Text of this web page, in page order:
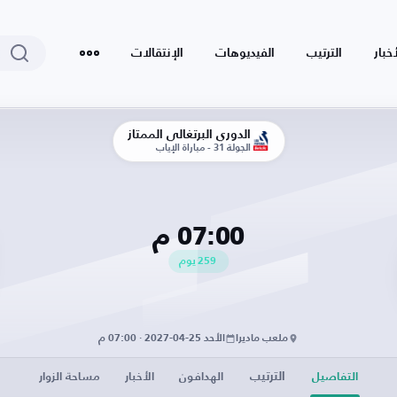
الترتيب الفيديوهات الإنتقالات
الدوري البرتغالي الممتاز
الجولة 31 - مباراة الإياب
07:00 م
259 يوم
ملعب ماديرا الأحد 25-04-2027 · 07:00 م
التفاصيل الترتيب الهدافون الأخبار مساحة الزوار